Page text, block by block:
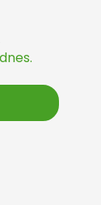
Customer